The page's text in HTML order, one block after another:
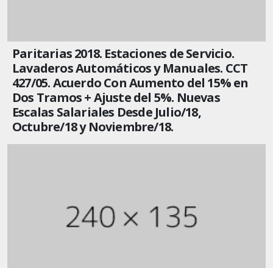
Paritarias 2018. Estaciones de Servicio.
Lavaderos Automáticos y Manuales. CCT
427/05. Acuerdo Con Aumento del 15% en
Dos Tramos + Ajuste del 5%. Nuevas
Escalas Salariales Desde Julio/18,
Octubre/18 y Noviembre/18.